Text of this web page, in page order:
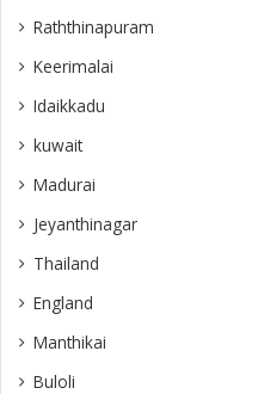
Raththinapuram
Keerimalai
Idaikkadu
kuwait
Madurai
Jeyanthinagar
Thailand
England
Manthikai
Buloli